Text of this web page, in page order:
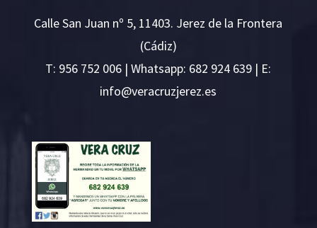
Calle San Juan nº 5, 11403. Jerez de la Frontera
(Cádiz)
T: 956 752 006 | Whatsapp: 682 924 639 | E:
se.ze
rejzu
rcare
v@ofn
i